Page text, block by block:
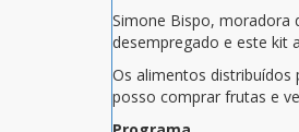
Simone Bispo, moradora
desempregado e este kit
Os alimentos distribuídos
posso comprar frutas e